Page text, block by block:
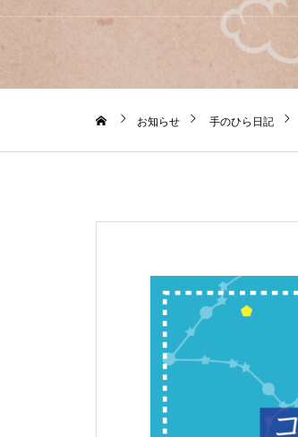
お知らせ 手のひら日記